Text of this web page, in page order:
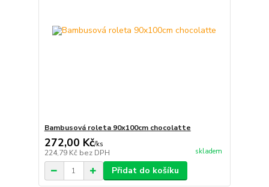
Bambusová roleta 90x100cm chocolatte
272,00 Kč/ks
224,79 Kč bez DPH skladem
Přidat do košíku